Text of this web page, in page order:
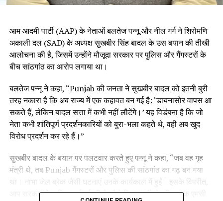
आम आदमी पार्टी (AAP) के नेताओं बलतेज पन्नू और नील गर्ग ने शिरोमणि
अकाली दल (SAD) के अध्यक्ष सुखबीर सिंह बादल के उस बयान की तीखी
आलोचना की है, जिसमें उन्होंने मौजूदा सरकार पर पुलिस और गैंगस्टरों के
बीच सांठगांठ का आरोप लगाया था।
बलतेज पन्नू ने कहा, “Punjab की जनता ने सुखबीर बादल को इतनी बुरी
तरह नकारा है कि अब राज्य में एक कहावत बन गई है: ‘डायनासोर वापस आ
सकते हैं, लेकिन बादल सत्ता में कभी नहीं लौटेंगे।’ यह विडंबना है कि जो
नेता कभी शांतिपूर्ण प्रदर्शनकारियों को बुरा-भला कहते थे, वही अब खुद
विरोध प्रदर्शन कर रहे हैं।”
सुखबीर बादल के बयान पर पलटवार करते हुए पन्नू ने कहा, “जब वह गृह
मंत्री थे, तब Punjab गैंगस्टरों और पुलिस की सांठगांठ का गढ़ बन गया
था। नाभा जेल ब्रेक जैसी घटनाएं उनके कार्यकाल में हुईं। इसके विपरीत,
आप सरकार ने त्वरित कार्रवाई की है, जैसे कि 24 घंटे के भीतर एक एमसी